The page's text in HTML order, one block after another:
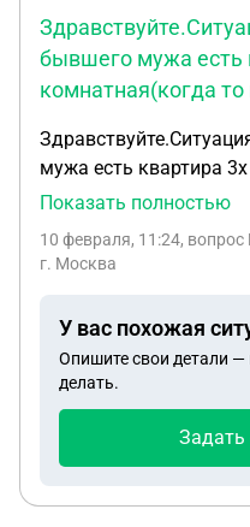
бывшего мужа есть
комнатная(когда
мужа есть квартира
2013 году там был
приватизации доли в
сыну 1/4 доли (13 лет
долгов постоянно
приходится
ребенок не проживал
2014 года.У ребенка
оплачиваю
Показать полностью
10 февраля, 11:24,
г. Москва
У вас похожая
Опишите свои детали
делать.
Задать